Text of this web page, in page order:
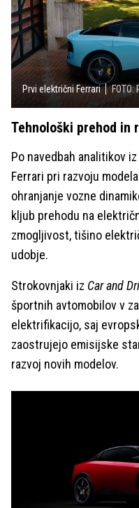
Prvi električni Ferrari
Tehnološki prehod in
Po navedbah analitikov iz
Ferrari pri razvoju
ohranjanje vozne
kljub prehodu na
zmogljivost, tišino
udobje.
Strokovnjaki iz Car and
športnih avtomobilov v
elektrifikacijo, saj
zaostrujejo emisijske
razvoj novih modelov.